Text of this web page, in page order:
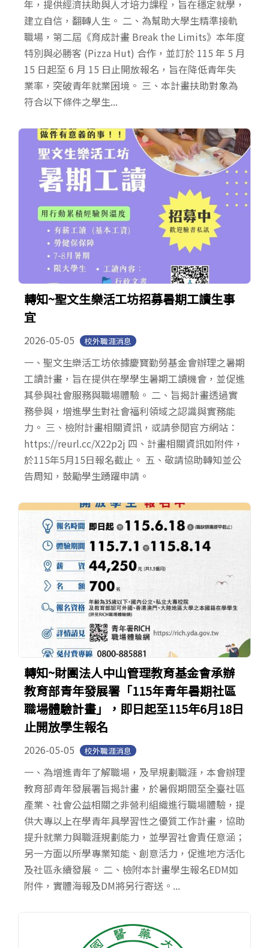
年，提供經濟扶助與人才培力課程，旨在穩定就學，
建立自信，翻轉人生。 二、為幫助大學生精準接軌
職場，第二屆《育成計畫 Break the Limits》本年度
特別與必勝客 (Pizza Hut) 合作，並訂於 115 年 5 月
15 日起至 6 月 15 日止開放報名，旨在降低青年失
業率，突破青年就業困境。 三、本計畫扶助對象為
符合以下條件之學生...
轉知~聖文生樂活工坊招募暑期工讀生事
宜
2026-05-05 校外職涯消息
一、聖文生樂活工坊依據慶寶勤勞基金會辦理之暑期
工讀計畫，旨在提供在學學生暑期工讀機會，並促進
其參與社會服務與職場體驗。 二、旨揭計畫透過實
務參與，增進學生對社會福利領域之認識與實務能
力。 三、檢附計畫相關資訊，或請參閱官方網站：
https://reurl.cc/X22p2j 四、計畫相關資訊如附件，
於115年5月15日報名截止。 五、敬請協助轉知並公
告周知，鼓勵學生踴躍申請。
轉知~財團法人中山管理教育基金會承辦
教育部青年發展署「115年青年暑期社區
職場體驗計畫」，即日起至115年6月18日
止開放學生報名
2026-05-05 校外職涯消息
一、為增進青年了解職場，及早規劃職涯，本會辦理
教育部青年發展署旨揭計畫，於暑假期間至全臺社區
產業、社會公益相關之非營利組織進行職場體驗，提
供大專以上在學青年具學習性之優質工作計畫，協助
提升就業力與職涯規劃能力，並學習社會責任意涵；
另一方面以所學專業知能、創意活力，促進地方活化
及社區永續發展。 二、檢附本計畫學生報名EDM如
附件，實體海報及DM將另行寄送。...